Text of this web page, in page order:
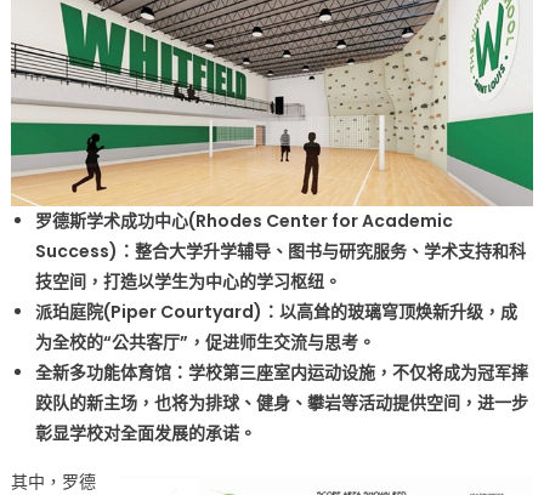
性
投
资
推
动
校
三
大
变
革
项
目
The
Whitfield
School
罗德斯学术成功中心(Rhodes Center for Academic
Success)：整合大学升学辅导、图书与研究服务、学术支持和科
技空间，打造以学生为中心的学习枢纽。
派珀庭院(Piper Courtyard)：以高耸的玻璃穹顶焕新升级，成
为全校的“公共客厅”，促进师生交流与思考。
全新多功能体育馆：学校第三座室内运动设施，不仅将成为冠军摔
跤队的新主场，也将为排球、健身、攀岩等活动提供空间，进一步
彰显学校对全面发展的承诺。
其中，罗德